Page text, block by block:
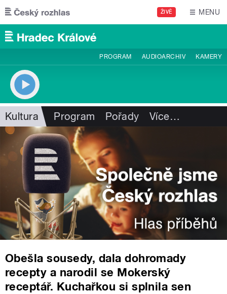
Přejít k hlavnímu obsahu
ŽIVĚ MENU
PROGRAM AUDIOARCHIV KAMERY
Kultura Program Pořady Více…
Obešla sousedy, dala dohromady
recepty a narodil se Mokerský
receptář. Kuchařkou si splnila sen